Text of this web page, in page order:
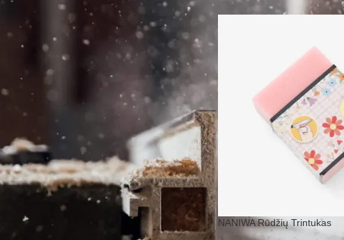
FILTRUOTI
GERIAUSIAI ĮVERTINTOS PREKĖS
SILVERLINE Grandininis raktas
dviračio žvaigždučių blokui
NANIWA Rūdžių Trintukas